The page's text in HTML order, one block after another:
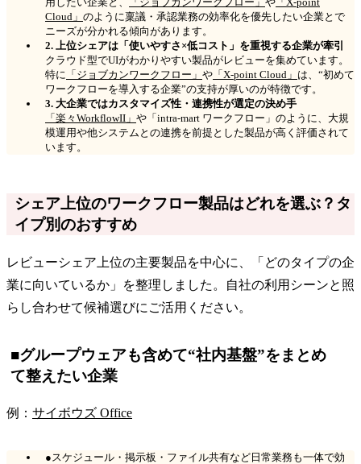
Cloud」 のように稟議・承認業務の効率化を優先したい企業とで
ニーズが分かれる傾向があります。
2. 上位シェアは「使いやすさ×低コスト」を重視する企業が牽引
クラウド型でUIがわかりやすい製品がレビューを集めています。
特に 「ジョブカンワークフロー」 や 「X-point Cloud」 は、“初めて
ワークフローを導入する企業”の支持が厚いのが特徴です。
3. 大企業ではカスタマイズ性・連携性が選定の決め手
「楽々WorkflowII」 や「intra-mart ワークフロー」のように、大規
模運用や他システムとの連携を前提とした製品が高く評価されて
います。
シェア上位のワークフロー製品はどれを選ぶ？タ
イプ別のおすすめ
レビューシェア上位の主要製品を中心に、「どのタイプの企
業に向いているか」を整理しました。自社の利用シーンと照
らし合わせて候補選びにご活用ください。
■グループウェアも含めて“社内基盤”をまとめ
て整えたい企業
例： サイボウズ Office
●スケジュール・掲示板・ファイル共有など日常業務も一体で効